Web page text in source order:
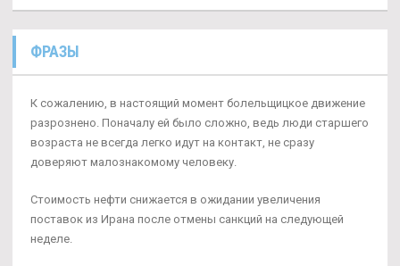
ФРАЗЫ
К сожалению, в настоящий момент болельщицкое движение
разрознено. Поначалу ей было сложно, ведь люди старшего
возраста не всегда легко идут на контакт, не сразу
доверяют малознакомому человеку.
Стоимость нефти снижается в ожидании увеличения
поставок из Ирана после отмены санкций на следующей
неделе.